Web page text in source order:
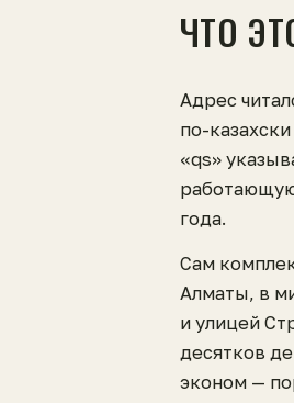
ЧТО
Адрес
по-
«qs»
года.
Сам
Алматы, в
и улицей
десятков
эконом —